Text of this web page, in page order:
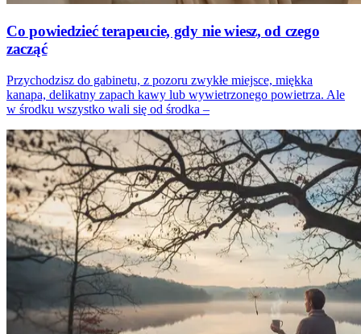
Co powiedzieć terapeucie, gdy nie wiesz, od czego
zacząć
Przychodzisz do gabinetu, z pozoru zwykłe miejsce, miękka
kanapa, delikatny zapach kawy lub wywietrzonego powietrza. Ale
w środku wszystko wali się od środka –